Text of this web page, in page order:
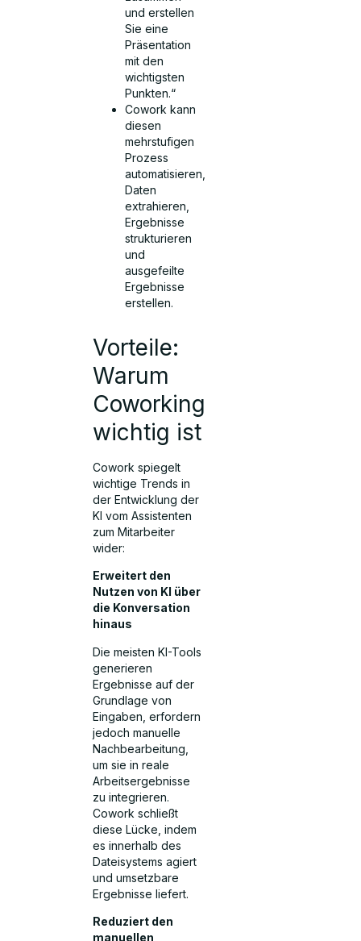
und erstellen
Sie eine
Präsentation
mit den
wichtigsten
Punkten.“
Cowork kann
diesen
mehrstufigen
Prozess
automatisieren,
Daten
extrahieren,
Ergebnisse
strukturieren
und
ausgefeilte
Ergebnisse
erstellen.
Vorteile:
Warum
Coworking
wichtig ist
Cowork spiegelt
wichtige Trends in
der Entwicklung der
KI vom Assistenten
zum Mitarbeiter
wider:
Erweitert den
Nutzen von KI über
die Konversation
hinaus
Die meisten KI-Tools
generieren
Ergebnisse auf der
Grundlage von
Eingaben, erfordern
jedoch manuelle
Nachbearbeitung,
um sie in reale
Arbeitsergebnisse
zu integrieren.
Cowork schließt
diese Lücke, indem
es innerhalb des
Dateisystems agiert
und umsetzbare
Ergebnisse liefert.
Reduziert den
manuellen